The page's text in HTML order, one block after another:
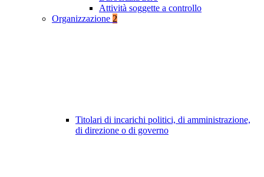
Attività soggette a controllo
Organizzazione 2
Titolari di incarichi politici, di amministrazione,
di direzione o di governo